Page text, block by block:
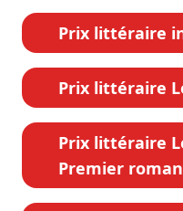
Prix littéraire
Prix littéraire
Prix littéraire
Premier